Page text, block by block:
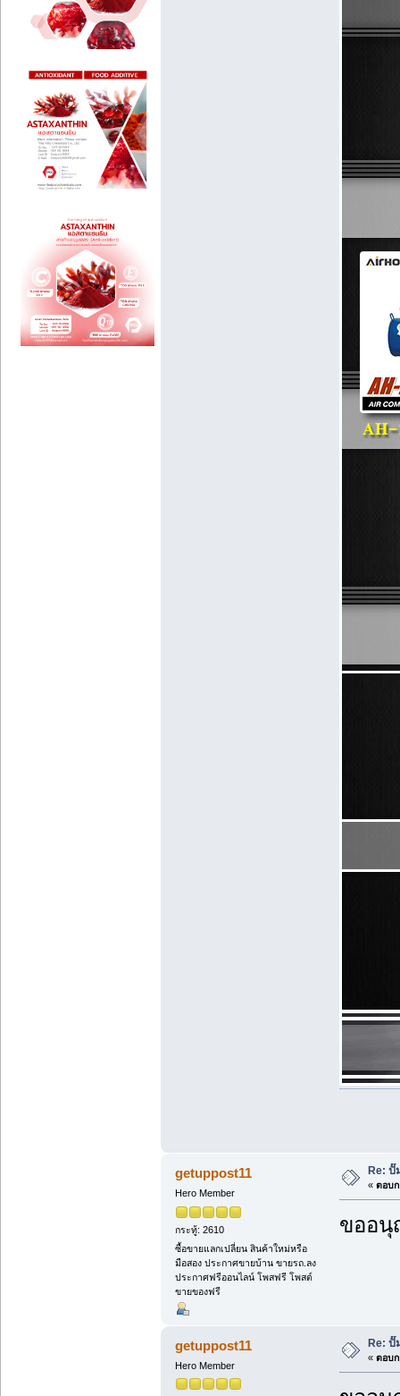
getuppost11
Hero Member
กระทู้: 2610
ซื้อขายแลกเปลี่ยน สินค้าใหม่หรือ
มือสอง ประกาศขายบ้าน ขายรถ.ลง
ประกาศฟรีออนไลน์ โพสฟรี โพสต์
ขายของฟรี
Re:
« ตอบก
ขออนุ
getuppost11
Hero Member
Re:
« ตอบก